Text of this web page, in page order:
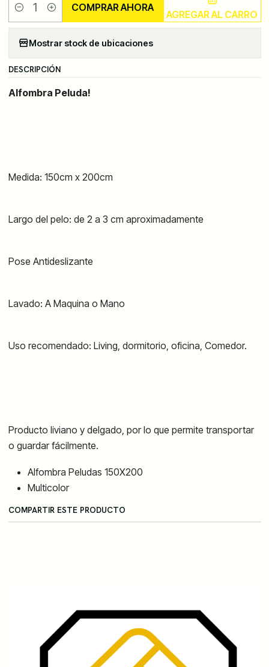
Cantidad AGREGAR AL CARRO
COMPRAR AHORA
Mostrar stock de ubicaciones
DESCRIPCIÓN
Alfombra Peluda!
Medida: 150cm x 200cm
Largo del pelo: de 2 a 3 cm aproximadamente
Pose Antideslizante
Lavado: A Maquina o Mano
Uso recomendado: Living, dormitorio, oficina, Comedor.
Producto liviano y delgado, por lo que permite transportar
o guardar fácilmente.
Alfombra Peludas 150X200
Multicolor
COMPARTIR ESTE PRODUCTO